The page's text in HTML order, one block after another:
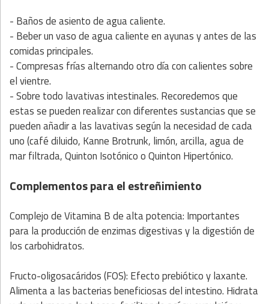
- Baños de asiento de agua caliente.
- Beber un vaso de agua caliente en ayunas y antes de las
comidas principales.
- Compresas frías alternando otro día con calientes sobre
el vientre.
- Sobre todo lavativas intestinales. Recoredemos que
estas se pueden realizar con diferentes sustancias que se
pueden añadir a las lavativas según la necesidad de cada
uno (café diluido, Kanne Brotrunk, limón, arcilla, agua de
mar filtrada, Quinton Isotónico o Quinton Hipertónico.
Complementos para el estreñimiento
Complejo de Vitamina B de alta potencia: Importantes
para la producción de enzimas digestivas y la digestión de
los carbohidratos.
Fructo-oligosacáridos (FOS): Efecto prebiótico y laxante.
Alimenta a las bacterias beneficiosas del intestino. Hidrata